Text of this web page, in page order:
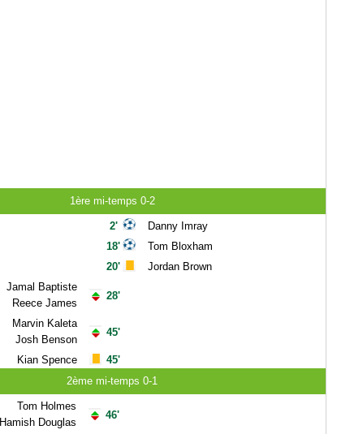
1ère mi-temps 0-2
Jamal Baptiste
Reece James
Marvin Kaleta
Josh Benson
Kian Spence
2'
18'
20'
28'
45'
45'
Danny Imray
Tom Bloxham
Jordan Brown
2ème mi-temps 0-1
Tom Holmes
Hamish Douglas
46'